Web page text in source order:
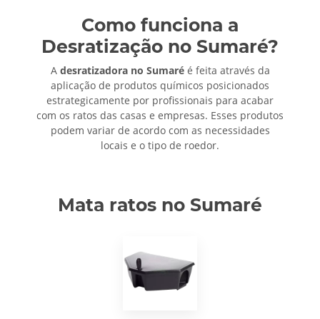
Como funciona a
Desratização no Sumaré?
A desratizadora no Sumaréé feita através da
aplicação de produtos químicos posicionados
estrategicamente por profissionais para acabar
com os ratos das casas e empresas. Esses produtos
podem variar de acordo com as necessidades
locais e o tipo de roedor.
Mata ratos no Sumaré